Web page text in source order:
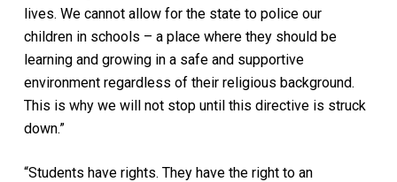
lives. We cannot allow for the state to police our
children in schools – a place where they should be
learning and growing in a safe and supportive
environment regardless of their religious background.
This is why we will not stop until this directive is struck
down.”
“Students have rights. They have the right to an